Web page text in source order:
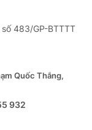
483/GP-BTTTT
Quốc Thắng,
932